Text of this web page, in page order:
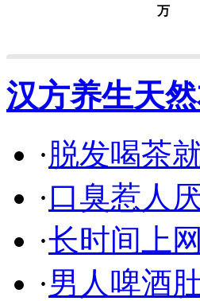
万
汉方养生天
·脱发喝茶
·口臭惹人
·长时间上
·男人啤酒